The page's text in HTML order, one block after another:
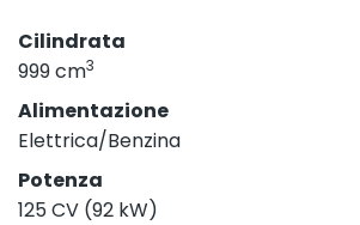
Cilindrata
999 cm3
Alimentazione
Elettrica/Benzina
Potenza
125 CV (92 kW)